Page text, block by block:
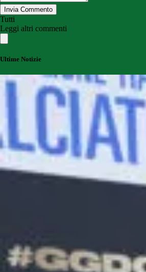
Invia Commento
Tutti
Leggi altri commenti
Ultime Notizie